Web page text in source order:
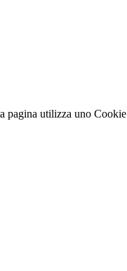
pagina utilizza uno Cookie